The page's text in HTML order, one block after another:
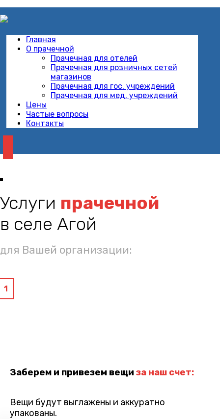
Главная
О прачечной
Прачечная для отелей
Прачечная для розничных сетей
магазинов
Прачечная для гос. учреждений
Прачечная для мед. учреждений
Цены
Частые вопросы
Контакты
Услуги прачечной
в селе Агой
для Вашей организации:
1
Заберем и привезем вещи за наш счет:
Вещи будут выглажены и аккуратно
упакованы.